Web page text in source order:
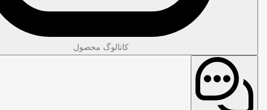
کاتالوگ محصول